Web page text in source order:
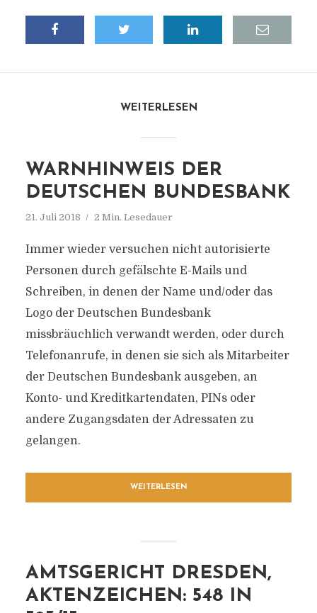
WEITERLESEN
WARNHINWEIS DER
DEUTSCHEN BUNDESBANK
21. Juli 2018 2 Min. Lesedauer
Immer wieder versuchen nicht autorisierte
Personen durch gefälschte E-Mails und
Schreiben, in denen der Name und/oder das
Logo der Deutschen Bundesbank
missbräuchlich verwandt werden, oder durch
Telefonanrufe, in denen sie sich als Mitarbeiter
der Deutschen Bundesbank ausgeben, an
Konto- und Kreditkartendaten, PINs oder
andere Zugangsdaten der Adressaten zu
gelangen.
WEITERLESEN
AMTSGERICHT DRESDEN,
AKTENZEICHEN: 548 IN